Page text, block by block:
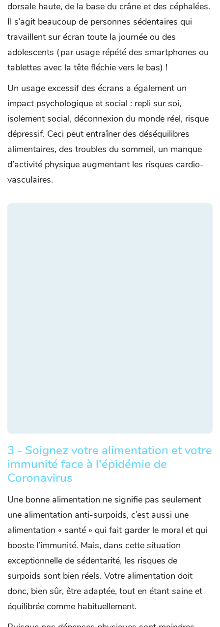
dorsale haute, de la base du crâne et des céphalées.
Il s’agit beaucoup de personnes sédentaires qui
travaillent sur écran toute la journée ou des
adolescents (par usage répété des smartphones ou
tablettes avec la tête fléchie vers le bas) !
Un usage excessif des écrans a également un
impact psychologique et social : repli sur soi,
isolement social, déconnexion du monde réel, risque
dépressif. Ceci peut entraîner des déséquilibres
alimentaires, des troubles du sommeil, un manque
d’activité physique augmentant les risques cardio-
vasculaires.
3 - Soignez votre alimentation et votre
immunité face à l'épidémie de
Coronavirus
Une bonne alimentation ne signifie pas seulement
une alimentation anti-surpoids, c’est aussi une
alimentation « santé » qui fait garder le moral et qui
booste l’immunité. Mais, dans cette situation
exceptionnelle de sédentarité, les risques de
surpoids sont bien réels. Votre alimentation doit
donc, bien sûr, être adaptée, tout en étant saine et
équilibrée comme habituellement.